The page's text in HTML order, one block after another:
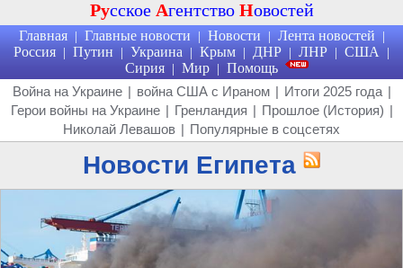
Русское Агентство Новостей
Главная | Главные новости | Новости | Лента новостей |
Россия | Путин | Украина | Крым | ДНР | ЛНР | США |
Сирия | Мир | Помощь
Война на Украине | война США с Ираном | Итоги 2025 года |
Герои войны на Украине | Гренландия | Прошлое (История) |
Николай Левашов | Популярные в соцсетях
Новости Египета